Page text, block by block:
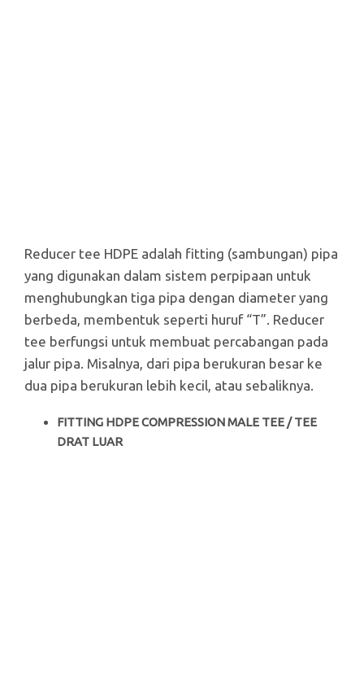
Reducer tee HDPE adalah fitting (sambungan) pipa
yang digunakan dalam sistem perpipaan untuk
menghubungkan tiga pipa dengan diameter yang
berbeda, membentuk seperti huruf “T”. Reducer
tee berfungsi untuk membuat percabangan pada
jalur pipa. Misalnya, dari pipa berukuran besar ke
dua pipa berukuran lebih kecil, atau sebaliknya.
FITTING HDPE COMPRESSION MALE TEE / TEE
DRAT LUAR